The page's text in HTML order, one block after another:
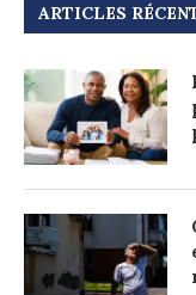
ARTICLES